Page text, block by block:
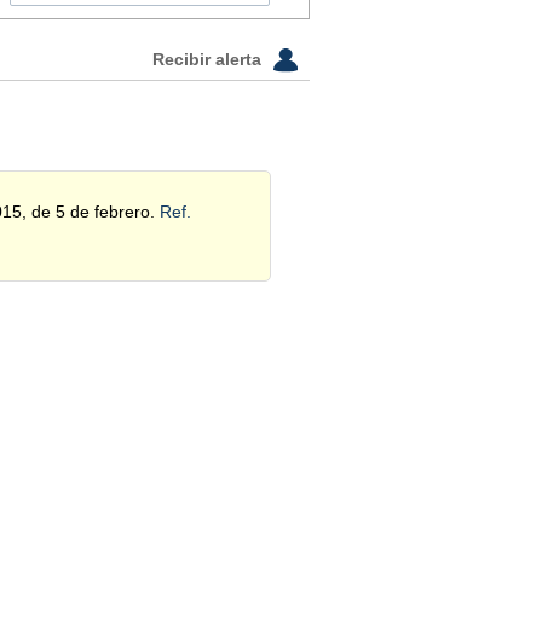
Recibir alerta
de 5 de febrero. Ref.